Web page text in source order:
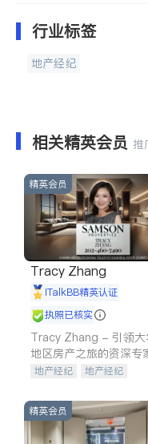
行业标签
地产经纪
相关精英会员 推
精英会员
Tracy Zhang
iTalkBB精英认证
执照已核实
Tracy Zhang - 引领大
地区房产之旅的资深专
地产经纪
地产经纪
商铺租售
开发商建商
精英会员